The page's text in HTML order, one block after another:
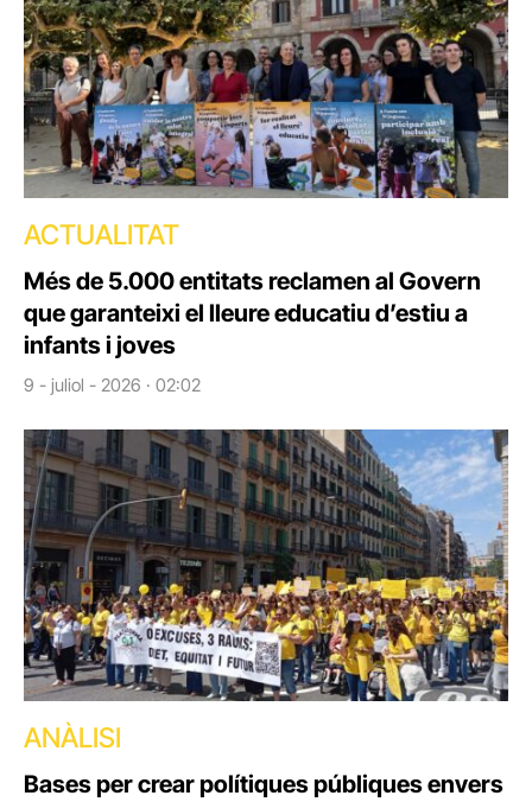
ACTUALITAT
Més de 5.000 entitats reclamen al Govern
que garanteixi el lleure educatiu d’estiu a
infants i joves
9 - juliol - 2026 · 02:02
ANÀLISI
Bases per crear polítiques públiques envers